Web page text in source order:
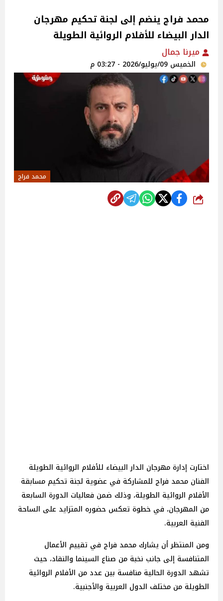
محمد فراج ينضم إلى لجنة تحكيم مهرجان
الدار البيضاء للأفلام الروائية الطويلة
ميرنا جمال
الخميس 09/يوليو/2026 - 03:27 م
محمد فراج
شارك
اختارت إدارة مهرجان الدار البيضاء للأفلام الروائية الطويلة
الفنان محمد فراج للمشاركة في عضوية لجنة تحكيم مسابقة
الأفلام الروائية الطويلة، وذلك ضمن فعاليات الدورة السابعة
من المهرجان، في خطوة تعكس حضوره المتزايد على الساحة
الفنية العربية.
ومن المنتظر أن يشارك محمد فراج في تقييم الأعمال
المتنافسة إلى جانب نخبة من صناع السينما والنقاد، حيث
تشهد الدورة الحالية منافسة بين عدد من الأفلام الروائية
الطويلة من مختلف الدول العربية والأجنبية.